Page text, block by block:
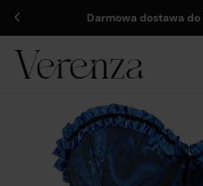
Darmowa dostawa